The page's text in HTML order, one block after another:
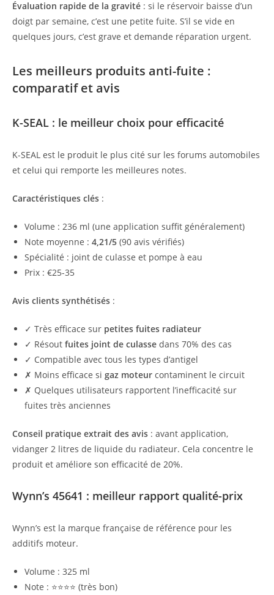
Évaluation rapide de la gravité : si le réservoir baisse d’un
doigt par semaine, c’est une petite fuite. S’il se vide en
quelques jours, c’est grave et demande réparation urgent.
Les meilleurs produits anti-fuite :
comparatif et avis
K-SEAL : le meilleur choix pour efficacité
K-SEAL est le produit le plus cité sur les forums automobiles
et celui qui remporte les meilleures notes.
Caractéristiques clés :
Volume : 236 ml (une application suffit généralement)
Note moyenne : 4,21/5 (90 avis vérifiés)
Spécialité : joint de culasse et pompe à eau
Prix : €25-35
Avis clients synthétisés :
✓ Très efficace sur petites fuites radiateur
✓ Résout fuites joint de culasse dans 70% des cas
✓ Compatible avec tous les types d’antigel
✗ Moins efficace si gaz moteur contaminent le circuit
✗ Quelques utilisateurs rapportent l’inefficacité sur
fuites très anciennes
Conseil pratique extrait des avis : avant application,
vidanger 2 litres de liquide du radiateur. Cela concentre le
produit et améliore son efficacité de 20%.
Wynn’s 45641 : meilleur rapport qualité-prix
Wynn’s est la marque française de référence pour les
additifs moteur.
Volume : 325 ml
Note : ⭐⭐⭐⭐ (très bon)